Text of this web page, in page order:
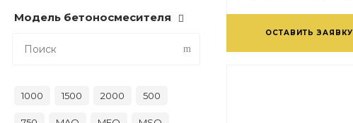
Модель бетоносмесителя
1000 1500 2000 500
ОСТАВИТЬ ЗАЯВКУ